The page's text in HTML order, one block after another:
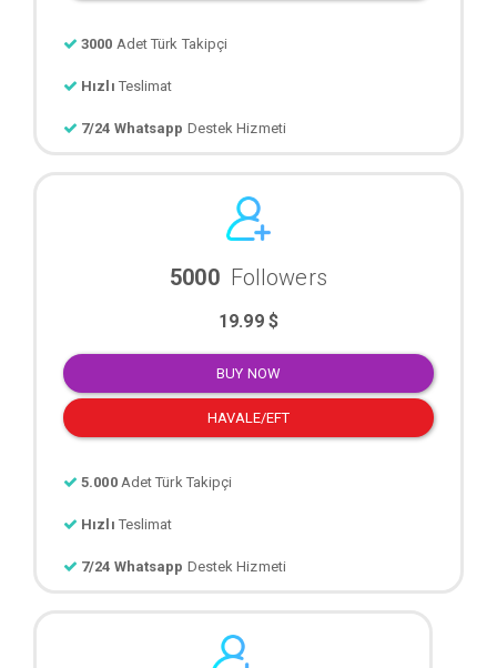
3000 Adet Türk Takipçi
Hızlı Teslimat
7/24 Whatsapp Destek Hizmeti
5000 Followers
19.99 $
BUY NOW
HAVALE/EFT
5.000 Adet Türk Takipçi
Hızlı Teslimat
7/24 Whatsapp Destek Hizmeti